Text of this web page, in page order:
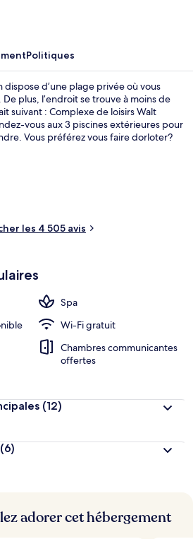
Politiques
d’une plage privée où vous
plus, l’endroit se trouve à moins de
suivant : Complexe de loisirs Walt
vous aux 3 piscines extérieures pour
Vous préférez vous faire dorloter?
Fuel, l’un des 5 restaurants,
et le le souper. Parmi les autres points
à la piscine, un bar-salon et un
en tout temps. La piscine et les lits
très prisés par les voyageurs.
les 4 505 avis
Spa
Wi-Fi gratuit
Chambres communicantes
offertes
(12)
(6)
adorer cet hébergement